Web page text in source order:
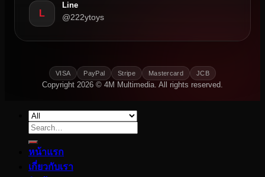
L
Line
@222ytoys
VISA PayPal Stripe Mastercard JCB
Copyright 2026 © 4M Multimedia. All rights reserved.
Search
for:
หน้าแรก
เกี่ยวกับเรา